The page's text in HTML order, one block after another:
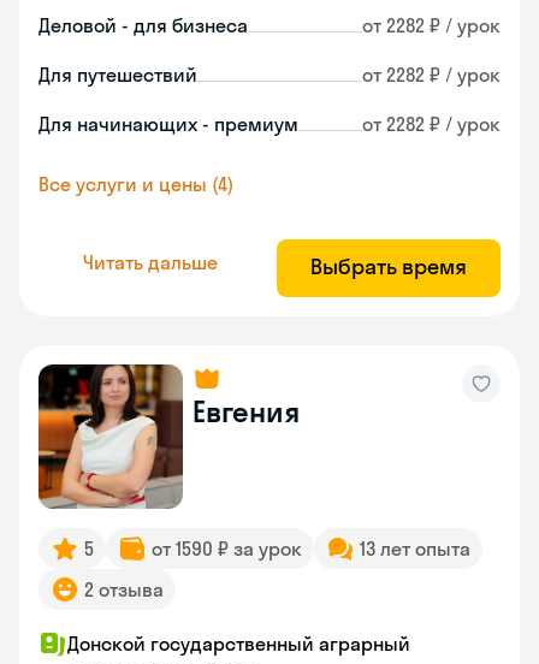
Деловой - для бизнеса от 2282 ₽ / урок
Для путешествий от 2282 ₽ / урок
Для начинающих - премиум от 2282 ₽ / урок
Все услуги и цены (4)
Читать дальше Выбрать время
Евгения
5 от 1590 ₽ за урок
13 лет опыта
2 отзыва
Донской государственный аграрный